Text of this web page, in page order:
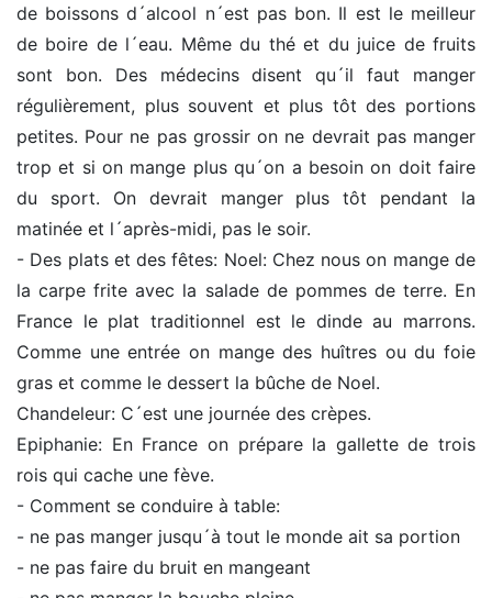
de boissons d´alcool n´est pas bon. Il est le meilleur
de boire de l´eau. Même du thé et du juice de fruits
sont bon. Des médecins disent qu´il faut manger
régulièrement, plus souvent et plus tôt des portions
petites. Pour ne pas grossir on ne devrait pas manger
trop et si on mange plus qu´on a besoin on doit faire
du sport. On devrait manger plus tôt pendant la
matinée et l´après-midi, pas le soir.
- Des plats et des fêtes: Noel: Chez nous on mange de
la carpe frite avec la salade de pommes de terre. En
France le plat traditionnel est le dinde au marrons.
Comme une entrée on mange des huîtres ou du foie
gras et comme le dessert la bûche de Noel.
Chandeleur: C´est une journée des crèpes.
Epiphanie: En France on prépare la gallette de trois
rois qui cache une fève.
- Comment se conduire à table:
- ne pas manger jusqu´à tout le monde ait sa portion
- ne pas faire du bruit en mangeant